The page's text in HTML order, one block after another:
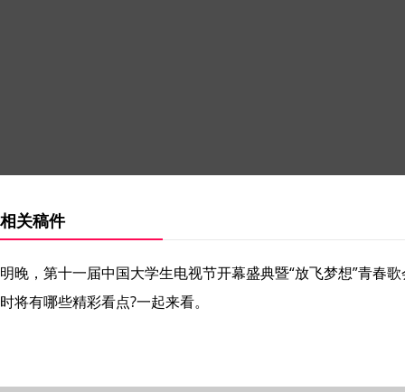
相关稿件
明晚，第十一届中国大学生电视节开幕盛典暨“放飞梦想”青春
时将有哪些精彩看点?一起来看。